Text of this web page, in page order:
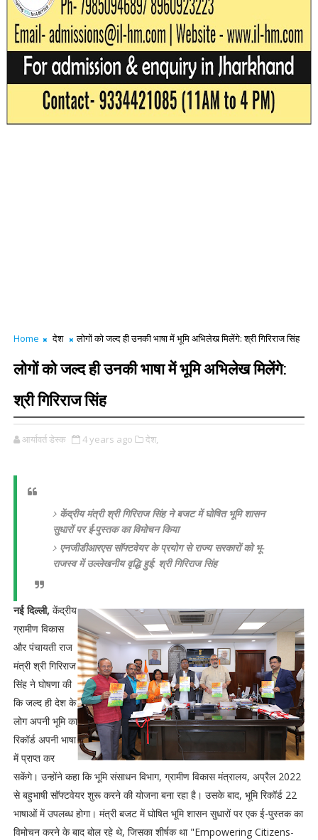
Home देश लोगों को जल्द ही उनकी भाषा में भूमि अभिलेख मिलेंगे: श्री गिरिराज सिंह
लोगों को जल्द ही उनकी भाषा में भूमि अभिलेख मिलेंगे:
श्री गिरिराज सिंह
आर्यावर्त डेस्क 4 years ago देश,
केंद्रीय मंत्री श्री गिरिराज सिंह ने बजट में घोषित भूमि शासन
सुधारों पर ई-पुस्तक का विमोचन किया
एनजीडीआरएस सॉफ्टवेयर के प्रयोग से राज्य सरकारों को भू-
राजस्व में उल्लेखनीय वृद्धि हुई: श्री गिरिराज सिंह
नई दिल्ली, केंद्रीय
ग्रामीण विकास
और पंचायती राज
मंत्री श्री गिरिराज
सिंह ने घोषणा की
कि जल्द ही देश के
लोग अपनी भूमि का
रिकॉर्ड अपनी भाषा
में प्राप्त कर
सकेंगे। उन्होंने कहा कि भूमि संसाधन विभाग, ग्रामीण विकास मंत्रालय, अप्रैल 2022
से बहुभाषी सॉफ्टवेयर शुरू करने की योजना बना रहा है। उसके बाद, भूमि रिकॉर्ड 22
भाषाओं में उपलब्ध होगा। मंत्री बजट में घोषित भूमि शासन सुधारों पर एक ई-पुस्तक का
विमोचन करने के बाद बोल रहे थे, जिसका शीर्षक था "Empowering Citizens-